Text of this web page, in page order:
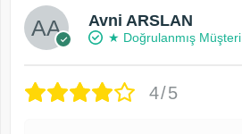
Avni ARSLAN
★ Doğrulanmış Müşteri
4/5